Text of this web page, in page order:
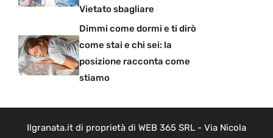
Vietato sbagliare
Dimmi come dormi e ti dirò
come stai e chi sei: la
posizione racconta come
stiamo
Ilgranata.it di proprietà di WEB 365 SRL - Via Nicola